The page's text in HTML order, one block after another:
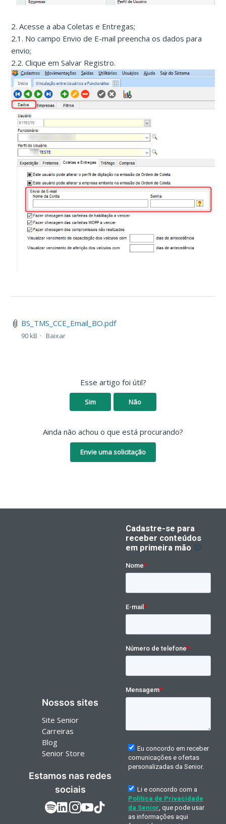
2. Acesse a aba Coletas e Entregas;
2.1. No campo Envio de E-mail preencha os dados para
envio;
2.2. Clique em Salvar Registro.
BS_TMS_CCE_Email_BO.pdf
90 kB Baixar
Esse artigo foi útil?
Sim Não
Ainda não achou o que está procurando?
Envie uma solicitação
Nossos sites
Site Senior
Carreiras
Blog
Senior Store
Estamos nas redes
sociais